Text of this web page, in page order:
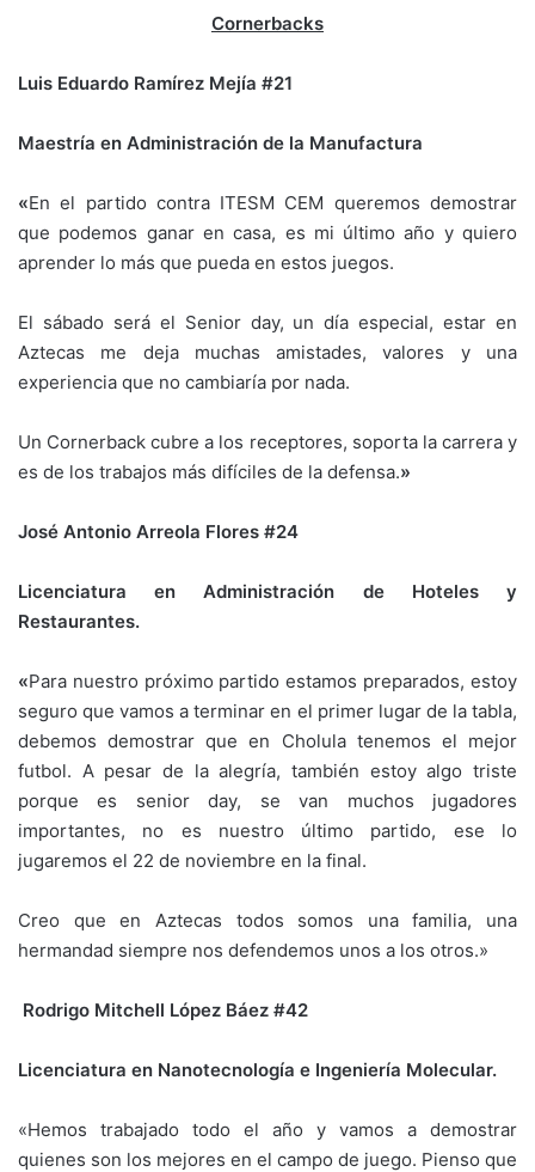
Cornerbacks
Luis Eduardo Ramírez Mejía #21
Maestría en Administración de la Manufactura
«En el partido contra ITESM CEM queremos demostrar
que podemos ganar en casa, es mi último año y quiero
aprender lo más que pueda en estos juegos.
El sábado será el Senior day, un día especial, estar en
Aztecas me deja muchas amistades, valores y una
experiencia que no cambiaría por nada.
Un Cornerback cubre a los receptores, soporta la carrera y
es de los trabajos más difíciles de la defensa.»
José Antonio Arreola Flores #24
Licenciatura en Administración de Hoteles y
Restaurantes.
«Para nuestro próximo partido estamos preparados, estoy
seguro que vamos a terminar en el primer lugar de la tabla,
debemos demostrar que en Cholula tenemos el mejor
futbol. A pesar de la alegría, también estoy algo triste
porque es senior day, se van muchos jugadores
importantes, no es nuestro último partido, ese lo
jugaremos el 22 de noviembre en la final.
Creo que en Aztecas todos somos una familia, una
hermandad siempre nos defendemos unos a los otros.»
Rodrigo Mitchell López Báez #42
Licenciatura en Nanotecnología e Ingeniería Molecular.
«Hemos trabajado todo el año y vamos a demostrar
quienes son los mejores en el campo de juego. Pienso que